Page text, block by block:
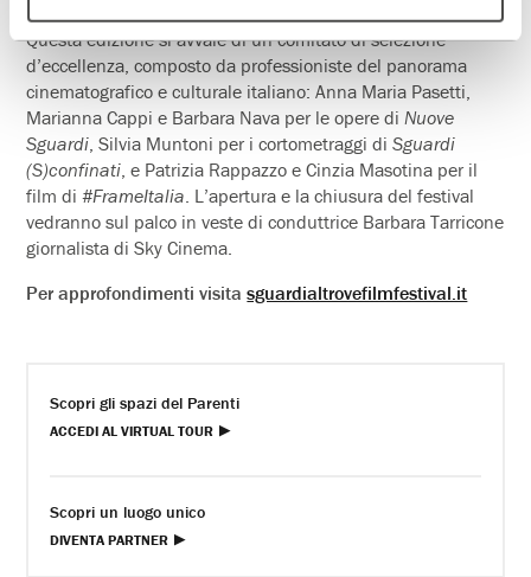
Questa edizione si avvale di un comitato di selezione
d’eccellenza, composto da professioniste del panorama
cinematografico e culturale italiano: Anna Maria Pasetti,
Marianna Cappi e Barbara Nava per le opere diNuove
Sguardi, Silvia Muntoni per i cortometraggi diSguardi
(S)confinati, e Patrizia Rappazzo e Cinzia Masotina per il
film di#FrameItalia. L’apertura e la chiusura del festival
vedranno sul palco in veste di conduttrice Barbara Tarricone
giornalista di Sky Cinema.
Per approfondimenti visitasguardialtrovefilmfestival.it
Scopri gli spazi del Parenti
ACCEDI AL VIRTUAL TOUR
Scopri un luogo unico
DIVENTA PARTNER